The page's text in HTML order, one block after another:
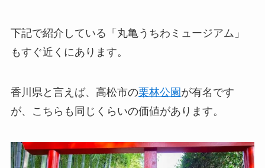
下記で紹介している「丸亀うちわミュージアム」
もすぐ近くにあります。
香川県と言えば、高松市の栗林公園が有名です
が、こちらも同じくらいの価値があります。